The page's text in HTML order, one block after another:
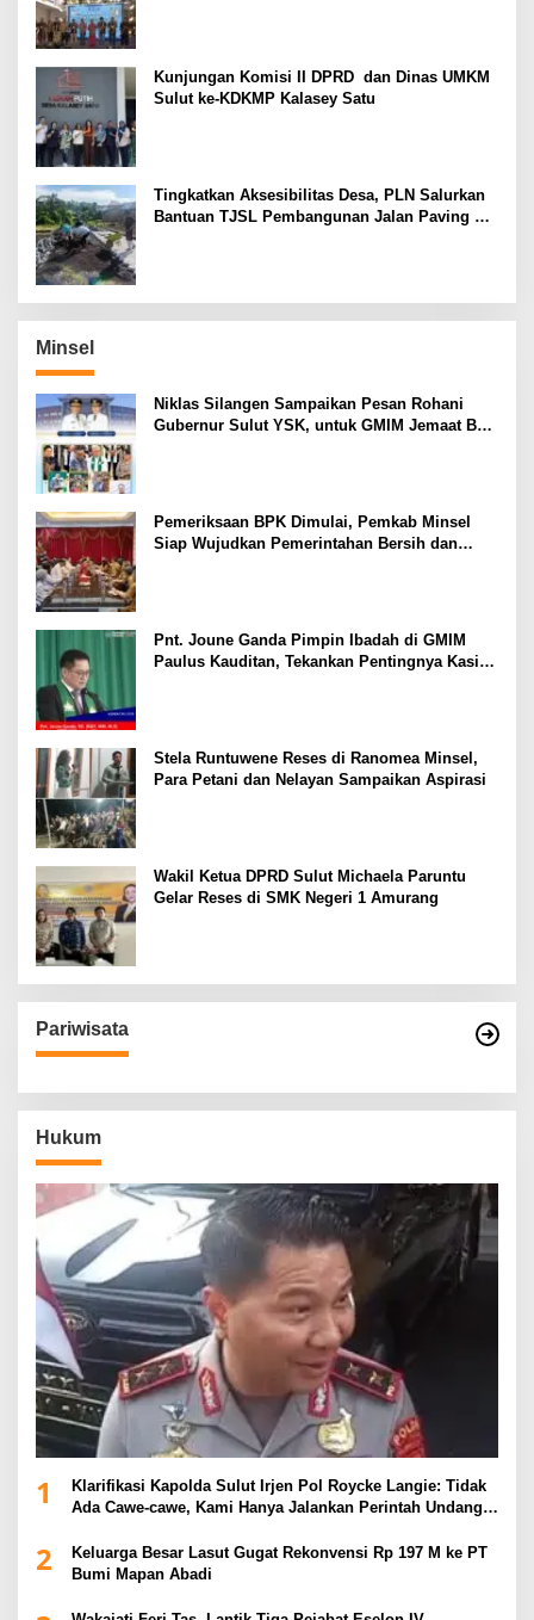
Kunjungan Komisi II DPRD dan Dinas UMKM
Sulut ke-KDKMP Kalasey Satu
Tingkatkan Aksesibilitas Desa, PLN Salurkan
Bantuan TJSL Pembangunan Jalan Paving di
Minsel
Niklas Silangen Sampaikan Pesan Rohani
Gubernur Sulut YSK, untuk GMIM Jemaat Bait
Pemeriksaan BPK Dimulai, Pemkab Minsel
Siap Wujudkan Pemerintahan Bersih dan
Pnt. Joune Ganda Pimpin Ibadah di GMIM
Paulus Kauditan, Tekankan Pentingnya Kasih
Stela Runtuwene Reses di Ranomea Minsel,
Para Petani dan Nelayan Sampaikan Aspirasi
Wakil Ketua DPRD Sulut Michaela Paruntu
Gelar Reses di SMK Negeri 1 Amurang
Pariwisata
Hukum
1
Klarifikasi Kapolda Sulut Irjen Pol Roycke Langie: Tidak
Ada Cawe-cawe, Kami Hanya Jalankan Perintah Undang-
2
Keluarga Besar Lasut Gugat Rekonvensi Rp 197 M ke PT
Bumi Mapan Abadi